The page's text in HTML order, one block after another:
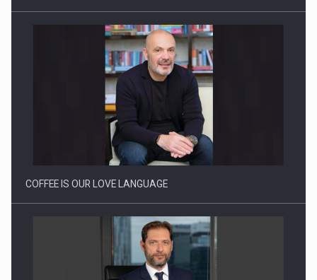
Proteinmaxxing and the Future of Protein Demand
COFFEE IS OUR LOVE LANGUAGE